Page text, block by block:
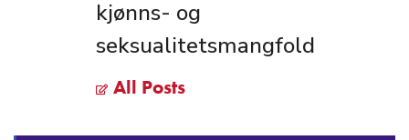
kjønns- og
seksualitetsmangfold
All Posts